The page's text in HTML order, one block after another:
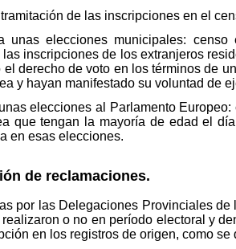
de las inscripciones en el
unas elecciones municipales:
inscripciones de los extranjeros
derecho de voto en los términos de
y hayan manifestado su voluntad de
elecciones al Parlamento
que tengan la mayoría de edad el
en esas elecciones.
de reclamaciones.
por las Delegaciones Provinciales
o no en período electoral y
en los registros de origen, como